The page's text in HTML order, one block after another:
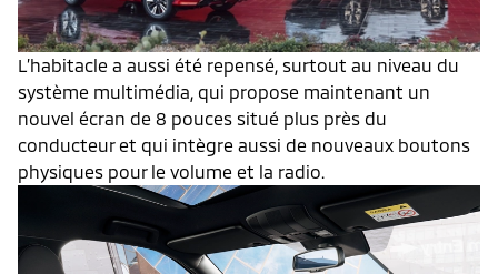
L’habitacle a aussi été repensé, surtout au niveau du
système multimédia, qui propose maintenant un
nouvel écran de 8 pouces situé plus près du
conducteur et qui intègre aussi de nouveaux boutons
physiques pour le volume et la radio.